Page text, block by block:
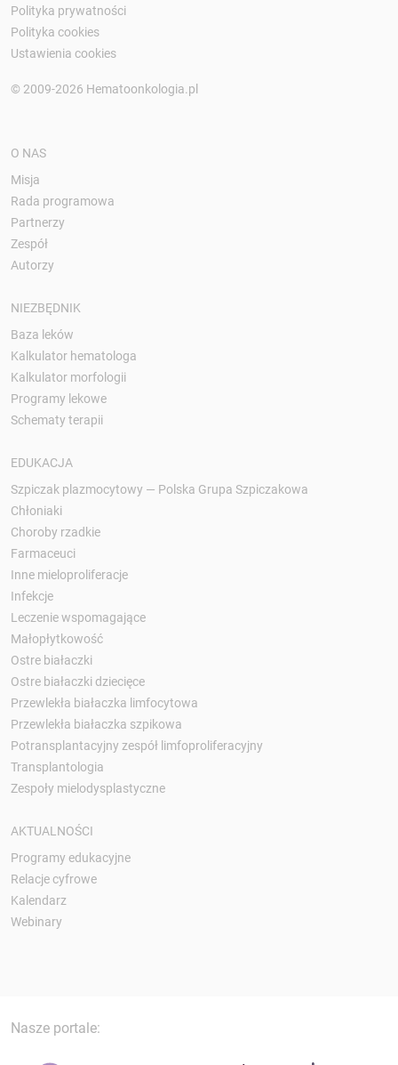
Polityka prywatności
Polityka cookies
Ustawienia cookies
© 2009-2026 Hematoonkologia.pl
O NAS
Misja
Rada programowa
Partnerzy
Zespół
Autorzy
NIEZBĘDNIK
Baza leków
Kalkulator hematologa
Kalkulator morfologii
Programy lekowe
Schematy terapii
EDUKACJA
Szpiczak plazmocytowy — Polska Grupa Szpiczakowa
Chłoniaki
Choroby rzadkie
Farmaceuci
Inne mieloproliferacje
Infekcje
Leczenie wspomagające
Małopłytkowość
Ostre białaczki
Ostre białaczki dziecięce
Przewlekła białaczka limfocytowa
Przewlekła białaczka szpikowa
Potransplantacyjny zespół limfoproliferacyjny
Transplantologia
Zespoły mielodysplastyczne
AKTUALNOŚCI
Programy edukacyjne
Relacje cyfrowe
Kalendarz
Webinary
Nasze portale: